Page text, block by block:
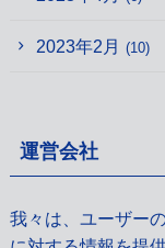
2023年2月 (10)
運営会社
我々は、ユーザー